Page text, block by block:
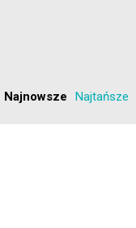
Najnowsze Najtańsze